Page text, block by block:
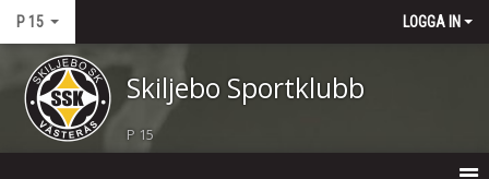
P 15 LOGGA IN
Skiljebo Sportklubb
P 15